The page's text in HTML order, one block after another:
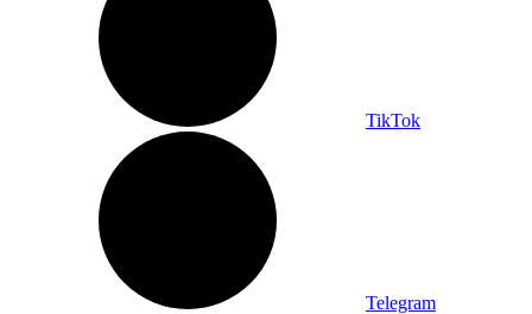
TikTok
Telegram